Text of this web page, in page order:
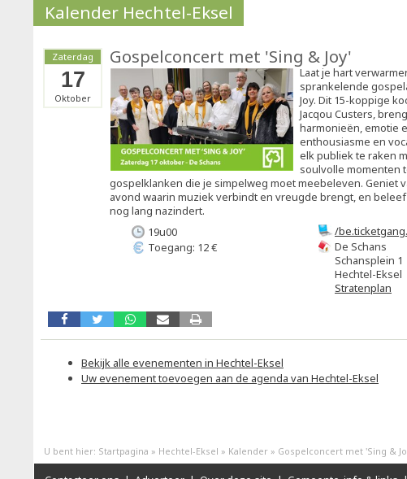
Kalender Hechtel-Eksel
Zaterdag
17
Oktober
Gospelconcert met 'Sing & Joy'
Laat je hart
sprankelende
Joy. Dit 15-koppige
Jacqou Custers,
harmonieën, emotie
enthousiasme en
elk publiek te raken
soulvolle momenten
gospelklanken die je simpelweg moet meebeleven. Geniet
avond waarin muziek verbindt en vreugde brengt, en
nog lang nazindert.
/
De Schans
Schansplein 1
Hechtel-Eksel
Stratenplan
19u00
Toegang: 12 €
Bekijk alle evenementen in Hechtel-Eksel
Uw evenement toevoegen aan de agenda van Hechtel-Eksel
U bent hier: Startpagina » Hechtel-Eksel » Kalender » Gospelconcert met 'Sing &